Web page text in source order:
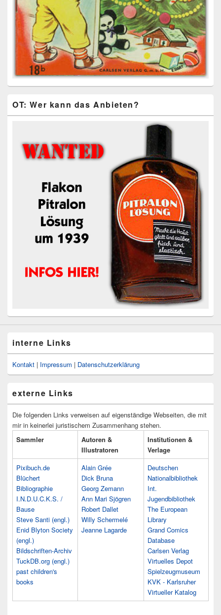
OT: Wer kann das Anbieten?
interne Links
Kontakt | Impressum | Datenschutzerklärung
externe Links
Die folgenden Links verweisen auf eigenständige Webseiten, die mit
mir in keinerlei juristischem Zusammenhang stehen.
Sammler
Autoren &
Illustratoren
Institutionen &
Verlage
Pixibuch.de
Blüchert
Bibliographie
I.N.D.U.C.K.S. /
Bause
Steve Santi (engl.)
Enid Blyton Society
(engl.)
Bildschriften-Archiv
TuckDB.org (engl.)
past children's
books
Alain Grée
Dick Bruna
Georg Zemann
Ann Mari Sjögren
Robert Dallet
Willy Schermelé
Jeanne Lagarde
Deutschen
Nationalbibliothek
Int.
Jugendbibliothek
The European
Library
Grand Comics
Database
Carlsen Verlag
Virtuelles Depot
Spielzeugmuseum
KVK - Karlsruher
Virtueller Katalog